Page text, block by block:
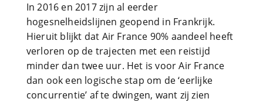
In 2016 en 2017 zijn al eerder
hogesnelheidslijnen geopend in Frankrijk.
Hieruit blijkt dat Air France 90% aandeel heeft
verloren op de trajecten met een reistijd
minder dan twee uur. Het is voor Air France
dan ook een logische stap om de ‘eerlijke
concurrentie’ af te dwingen, want zij zien